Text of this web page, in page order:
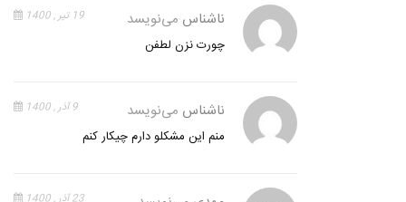
ناشناس می‌نویسد 19 تیر , 1400
چورت نزن لطفن
ناشناس می‌نویسد 9 آذر , 1400
منم این مشکلو دارم چیکار کنم